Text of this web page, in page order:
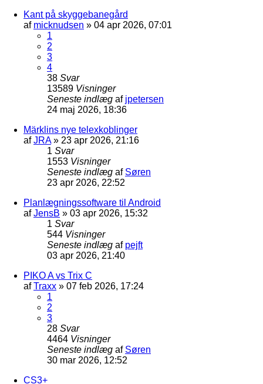
Kant på skyggebanegård
af micknudsen » 04 apr 2026, 07:01
1
2
3
4
38 Svar
13589 Visninger
Seneste indlæg af jpetersen
24 maj 2026, 18:36
Märklins nye telexkoblinger
afJRA» 23 apr 2026, 21:16
1 Svar
1553 Visninger
Seneste indlæg af Søren
23 apr 2026, 22:52
Planlægningssoftware til Android
afJensB » 03 apr 2026, 15:32
1 Svar
544 Visninger
Seneste indlæg af pejft
03 apr 2026, 21:40
PIKO A vs Trix C
afTraxx » 07 feb 2026, 17:24
1
2
3
28 Svar
4464 Visninger
Seneste indlæg af Søren
30 mar 2026, 12:52
CS3+